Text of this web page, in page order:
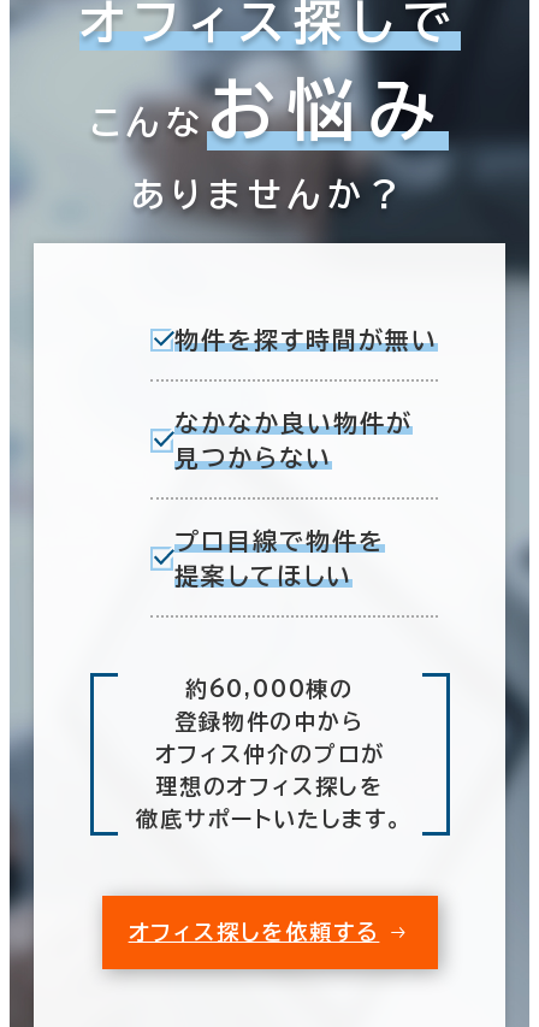
オフィス探しで
こんなお悩み
ありませんか？
物件を探す時間が無い
なかなか良い物件が
見つからない
プロ目線で物件を
提案してほしい
約60,000棟の
登録物件の中から
オフィス仲介のプロが
理想のオフィス探しを
徹底サポートいたします。
オフィス探しを依頼する